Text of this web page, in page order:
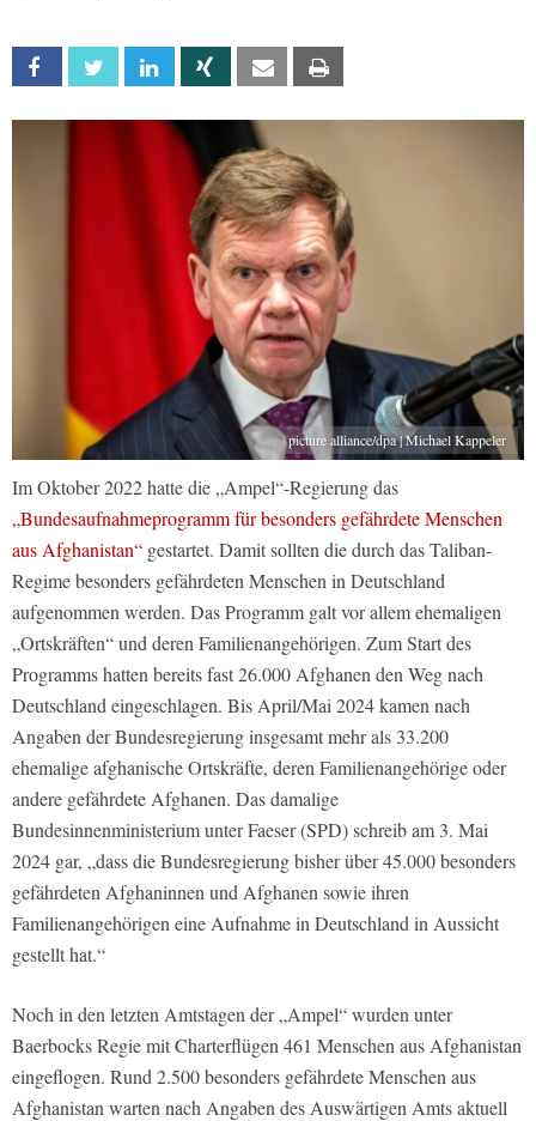
Facebook Twitter Linkedin Xing Email
picture alliance/dpa | Michael Kappeler
Im Oktober 2022 hatte die „Ampel“-Regierung das
„Bundesaufnahmeprogramm für besonders gefährdete Menschen
aus Afghanistan“ gestartet. Damit sollten die durch das Taliban-
Regime besonders gefährdeten Menschen in Deutschland
aufgenommen werden. Das Programm galt vor allem ehemaligen
„Ortskräften“ und deren Familienangehörigen. Zum Start des
Programms hatten bereits fast 26.000 Afghanen den Weg nach
Deutschland eingeschlagen. Bis April/Mai 2024 kamen nach
Angaben der Bundesregierung insgesamt mehr als 33.200
ehemalige afghanische Ortskräfte, deren Familienangehörige oder
andere gefährdete Afghanen. Das damalige
Bundesinnenministerium unter Faeser (SPD) schreib am 3. Mai
2024 gar, „dass die Bundesregierung bisher über 45.000 besonders
gefährdeten Afghaninnen und Afghanen sowie ihren
Familienangehörigen eine Aufnahme in Deutschland in Aussicht
gestellt hat.“
Noch in den letzten Amtstagen der „Ampel“ wurden unter
Baerbocks Regie mit Charterflügen 461 Menschen aus Afghanistan
eingeflogen. Rund 2.500 besonders gefährdete Menschen aus
Afghanistan warten nach Angaben des Auswärtigen Amts aktuell